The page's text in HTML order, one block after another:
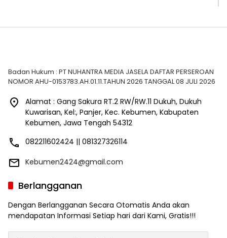
Badan Hukum : PT NUHANTRA MEDIA JASELA DAFTAR PERSEROAN
NOMOR AHU-0153783.AH.01.11.TAHUN 2026 TANGGAL 08 JULI 2026
Alamat : Gang Sakura RT.2 RW/RW.11 Dukuh, Dukuh
Kuwarisan, Kel:, Panjer, Kec. Kebumen, Kabupaten
Kebumen, Jawa Tengah 54312
082211602424 || 081327326114
Kebumen2424@gmail.com
Berlangganan
Dengan Berlangganan Secara Otomatis Anda akan
mendapatan Informasi Setiap hari dari Kami, Gratis!!!